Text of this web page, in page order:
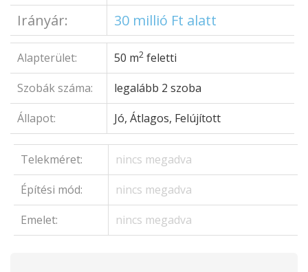
Irányár:
30 millió Ft alatt
Alapterület: 50 m2 feletti
Szobák száma:
legalább 2 szoba
Állapot:
Jó, Átlagos, Felújított
Telekméret:
nincs megadva
Építési mód:
nincs megadva
Emelet:
nincs megadva